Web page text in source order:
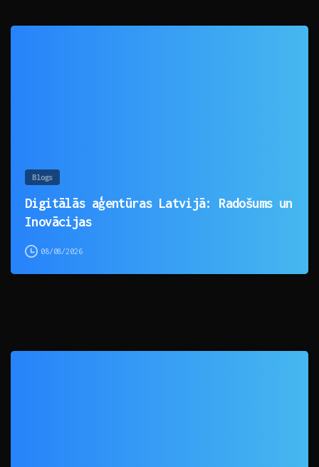
Blogs
Digitālās aģentūras Latvijā: Radošums un
Inovācijas
08/08/2026